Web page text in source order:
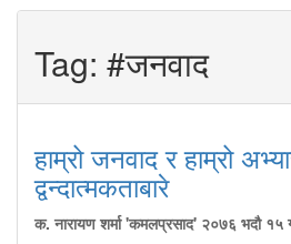
Tag: #जनवाद
हाम्रो जनवाद र हाम्रो
द्वन्दात्मकताबारे
क. नारायण शर्मा 'कमलप्रसाद' २०७६ भदौ १५